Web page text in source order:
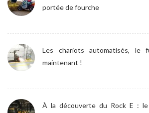
portée de fourche
Les chariots automatisés, le
maintenant !
À la découverte du Rock E :